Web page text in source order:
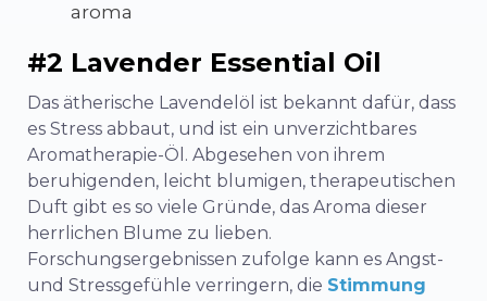
aroma
#2 Lavender Essential Oil
Das ätherische Lavendelöl ist bekannt dafür, dass
es Stress abbaut, und ist ein unverzichtbares
Aromatherapie-Öl. Abgesehen von ihrem
beruhigenden, leicht blumigen, therapeutischen
Duft gibt es so viele Gründe, das Aroma dieser
herrlichen Blume zu lieben.
Forschungsergebnissen zufolge kann es Angst-
und Stressgefühle verringern, die Stimmung